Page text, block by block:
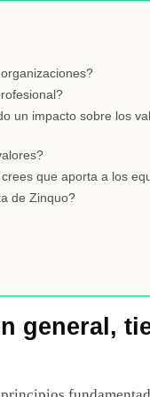
un impacto sobre los
que aporta a los
de Zinquo?
general,